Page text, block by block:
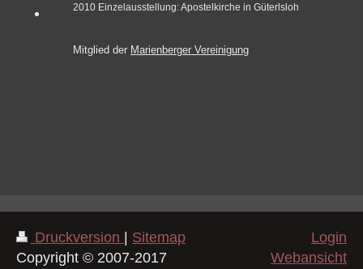
2010 Einzelausstellung: Apostelkirche in Güterlsloh
Mitglied der Marienberger Vereinigung
Druckversion
Sitemap
Copyright © 2007-2017
Login
Webansicht